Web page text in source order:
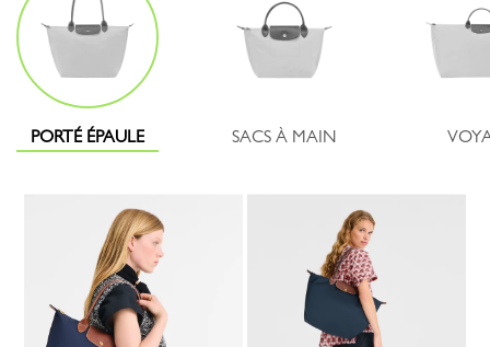
PORTÉ ÉPAULE SACS À MAIN